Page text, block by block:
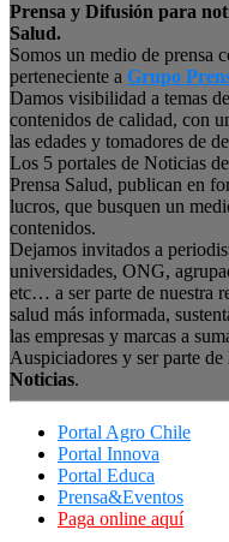
Prensa y Difusión para
Salud.
Somos un medio de prensa
perteneciente a Grupo
Damos visibilidad a temas
contenidos de calidad, con
las edades y tomadores de
Los 5 portales de Noticias de
Prensa Salud, publican en
lucros, que busquen un
contenidos.
Dejamos invitados a
universidades, ONG,
etc… a ser parte de nuestra
salud más informada,
las empresas y marcas a
Auspiciadores y ser parte
Noticias.
Portal Agro Chile
Portal Innova
Portal Educa
Prensa&Eventos
Paga online aquí